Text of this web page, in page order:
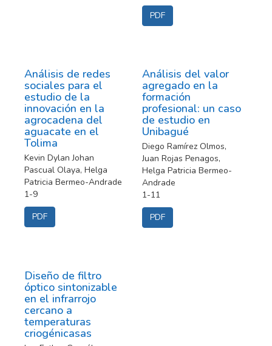
PDF
Análisis de redes
sociales para el
estudio de la
innovación en la
agrocadena del
aguacate en el
Tolima
Kevin Dylan Johan
Pascual Olaya, Helga
Patricia Bermeo-Andrade
1-9
PDF
Análisis del valor
agregado en la
formación
profesional: un caso
de estudio en
Unibagué
Diego Ramírez Olmos,
Juan Rojas Penagos,
Helga Patricia Bermeo-
Andrade
1-11
PDF
Diseño de filtro
óptico sintonizable
en el infrarrojo
cercano a
temperaturas
criogénicasas